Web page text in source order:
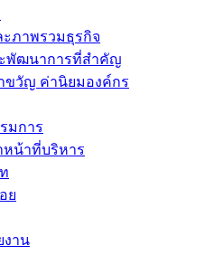
ภาพรวมธุรกิจ
ะพัฒนาการที่สำคัญ
ขวัญ ค่านิยมองค์กร
มการ
หน้าที่บริหาร
ย
งาน